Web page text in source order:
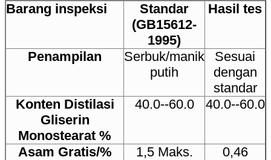
Kirimkan
Barang inspeksi
Standar
(GB15612-
1995)
Hasil tes
Penampilan
Serbuk/manik
putih
Sesuai
dengan
standar
Konten Distilasi
Gliserin
Monostearat %
40.0--60.0 40.0--60.0
Asam Gratis/% 1,5 Maks. 0,46